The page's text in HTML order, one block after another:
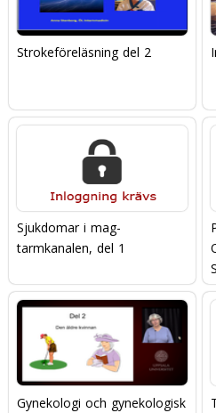
Strokeföreläsning del 2
Sjukdomar i mag-
tarmkanalen, del 1
Gynekologi och gynekologisk